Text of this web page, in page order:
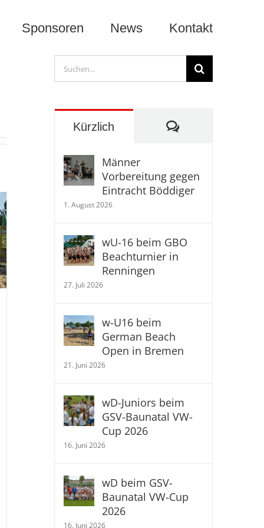
Sponsoren News Kontakt
Suche
nach:
Kürzlich Kommentare
Männer
Vorbereitung gegen
Eintracht Böddiger
1. August 2026
wU-16 beim GBO
Beachturnier in
Renningen
27. Juli 2026
w-U16 beim
German Beach
Open in Bremen
21. Juni 2026
wD-Juniors beim
GSV-Baunatal VW-
Cup 2026
16. Juni 2026
wD beim GSV-
Baunatal VW-Cup
2026
16. Juni 2026